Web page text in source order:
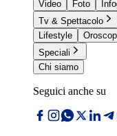
Video
Foto
Tv & Spettacolo
Lifestyle
Speciali
Chi siamo
Seguici anche su